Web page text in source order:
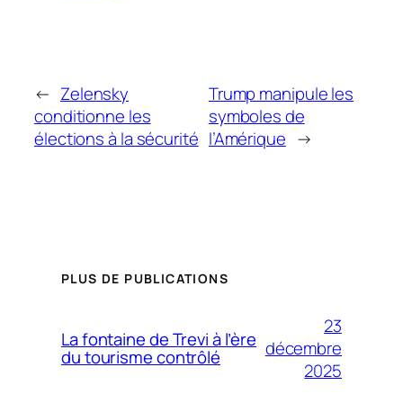
← Zelensky
conditionne les
élections à la sécurité
Trump manipule les
symboles de
l’Amérique →
PLUS DE PUBLICATIONS
La fontaine de Trevi à l’ère
du tourisme contrôlé
23
décembre
2025